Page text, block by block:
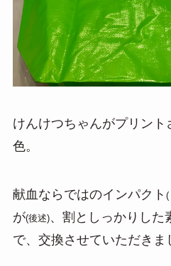
けんけつちゃんがプリン
色。
献血ならではのインパクト (
が(後述)、割としっかりした
で、交換させていただきま